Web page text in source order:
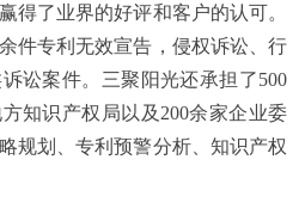
得了业界的好评和客户的认可。
件专利无效宣告，侵权诉讼、行
讼案件。三聚阳光还承担了500
知识产权局以及200余家企业委
规划、专利预警分析、知识产权